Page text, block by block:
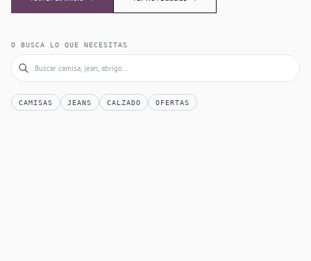
O BUSCA LO QUE NECESITAS
CAMISAS JEANS CALZADO OFERTAS